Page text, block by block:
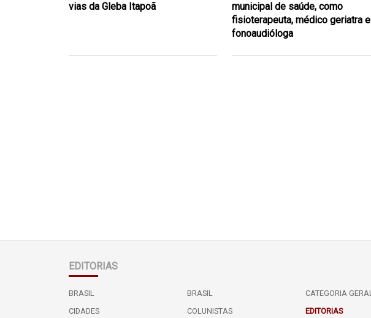
vias da Gleba Itapoã
municipal de saúde, como
fisioterapeuta, médico geriatra e
fonoaudióloga
EDITORIAS
BRASIL BRASIL
CATEGORIA GERAL
CIDADES
COLUNISTAS EDITORIAS